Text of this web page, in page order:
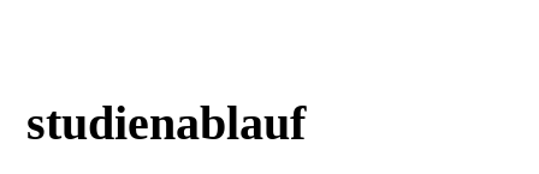
studienablauf